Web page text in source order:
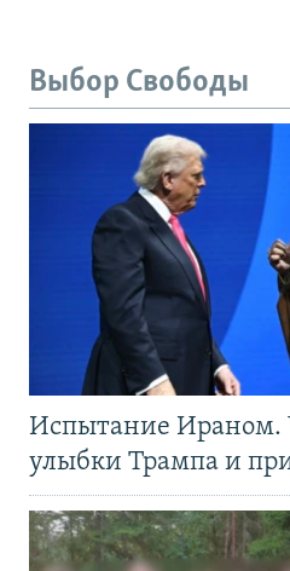
Выбор Свободы
Испытание Ираном.
улыбки Трампа и